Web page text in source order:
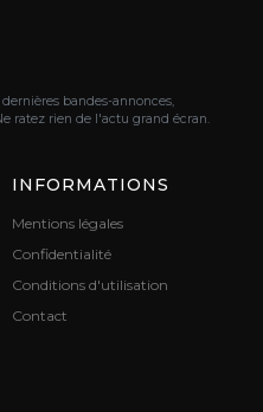
bandes-annonces,
ratez rien de l'actu grand écran.
INFORMATIONS
Mentions légales
Confidentialité
Conditions d'utilisation
Contact